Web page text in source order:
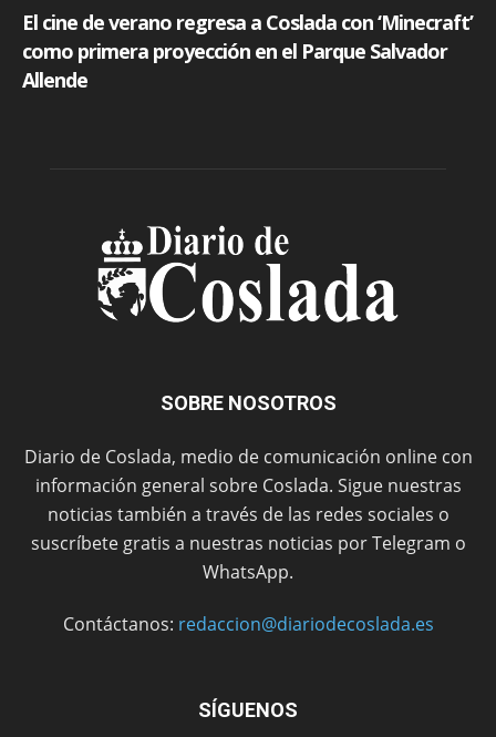
SOBRE NOSOTROS
Diario de Coslada, medio de comunicación online con
información general sobre Coslada. Sigue nuestras
noticias también a través de las redes sociales o
suscríbete gratis a nuestras noticias por Telegram o
WhatsApp.
Contáctanos: redaccion@diariodecoslada.es
SÍGUENOS